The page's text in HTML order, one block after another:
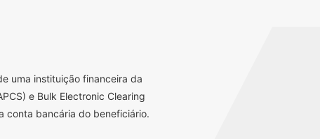
uma instituição financeira da
e Bulk Electronic Clearing
conta bancária do beneficiário.